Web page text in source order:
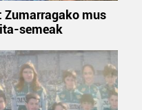
eskatzen, eta beren
dira. Ikusi gure
zein helburutarako
aurka nola egin
Zumarragako mus
semeak